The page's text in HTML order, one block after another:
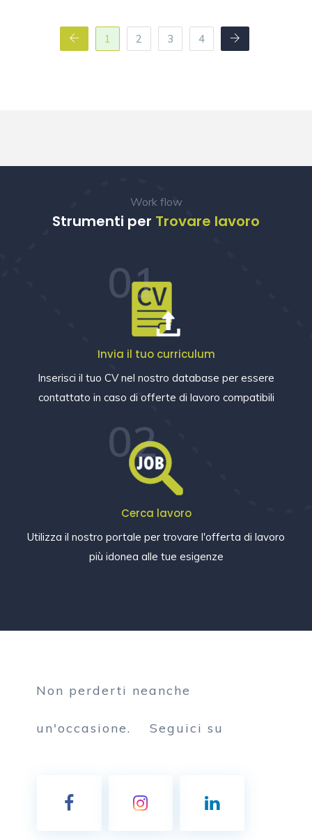
1 2 3 4
Work flow
Strumenti per Trovare lavoro
01
Invia il tuo curriculum
Inserisci il tuo CV nel nostro database per essere
contattato in caso di offerte di lavoro compatibili
02
Cerca lavoro
Utilizza il nostro portale per trovare l'offerta di lavoro
più idonea alle tue esigenze
Non perderti neanche
un'occasione. Seguici su